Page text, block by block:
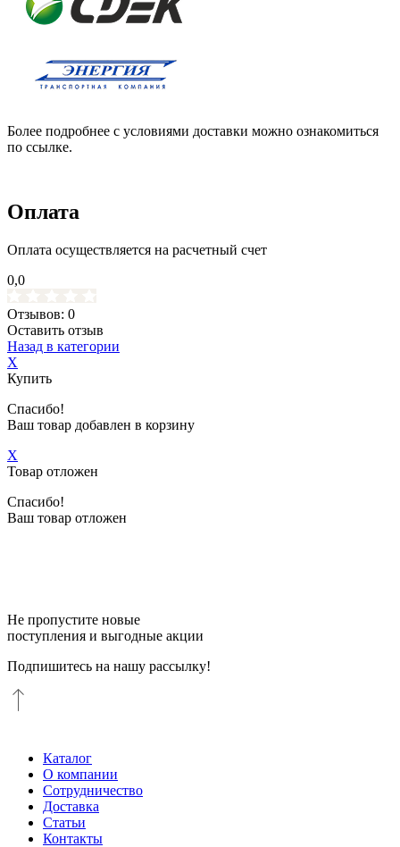
Более подробнее с условиями доставки можно ознакомиться
по ссылке.
Оплата
Оплата осуществляется на расчетный счет
0,0
Отзывов: 0
Оставить отзыв
Назад в категории
X
Купить
Спасибо!
Ваш товар добавлен в корзину
X
Товар отложен
Спасибо!
Ваш товар отложен
Не пропустите новые
поступления и выгодные акции
Подпишитесь на нашу рассылку!
Каталог
О компании
Сотрудничество
Доставка
Статьи
Контакты